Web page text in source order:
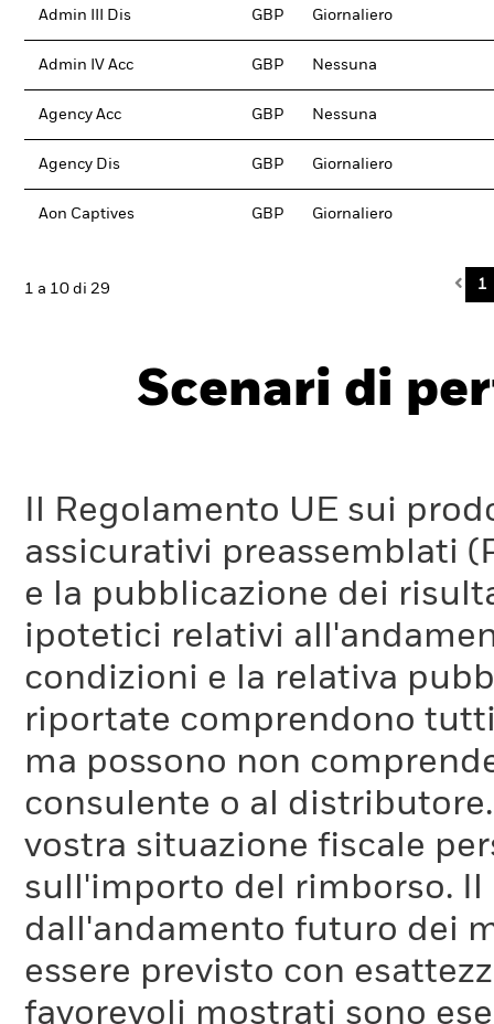
Admin III Dis GBP Giornaliero
Admin IV Acc GBP Nessuna
Agency Acc GBP Nessuna
Agency Dis GBP Giornaliero
Aon Captives GBP Giornaliero
1 a 10 di 29 1
Scenari di
Il Regolamento UE sui
assicurativi preassemblati
e la pubblicazione dei
ipotetici relativi
condizioni e la relativa
riportate comprendono
ma possono non
consulente o al
vostra situazione fiscale
sull'importo del rimborso.
dall'andamento futuro dei
essere previsto con
favorevoli mostrati sono